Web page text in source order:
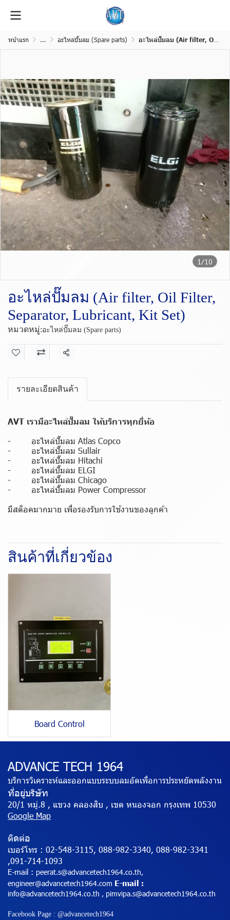
หน้าแรก ... อะไหล่ปั๊มลม (Spare parts) อะไหล่ปั๊มลม (Air filter, Oil Filter, Separator, Lubricant, Kit Set)
1/10
อะไหล่ปั๊มลม (Air filter, Oil Filter,
Separator, Lubricant, Kit Set)
หมวดหมู่:อะไหล่ปั๊มลม (Spare parts)
แชร์
รายละเอียดสินค้า
AVT เรามีอะไหล่ปั๊มลม ให้บริการทุกยี่ห้อ
- อะไหล่ปั๊มลม Atlas Copco
- อะไหล่ปั๊มลม Sullair
- อะไหล่ปั๊มลม Hitachi
- อะไหล่ปั๊มลม ELGI
- อะไหล่ปั๊มลม Chicago
- อะไหล่ปั๊มลม Power Compressor
มีสต็อคมากมาย เพื่อรองรับการใช้งานของลูกค้า
สินค้าที่เกี่ยวข้อง
Board Control
ADVANCE TECH 1964
บริการวิเคราะห์และออกแบบระบบลมอัดเพื่อการประหยัดพลังงาน
ที่อยู่บริษัท
20/1 หมู่.8 , แขวง คลองสิบ , เขต หนองจอก กรุงเทพ 10530
Google Map
ติดต่อ
เบอร์โทร : 02-548-3115, 088-982-3340, 088-982-3341
,091-714-1093
E-mail : peerat.s@advancetech1964.co.th,
engineer@advancetech1964.com E-mail :
info@advancetech1964.co.th , pimvipa.s@advancetech1964.co.th
Facebook Page : @advancetech1964